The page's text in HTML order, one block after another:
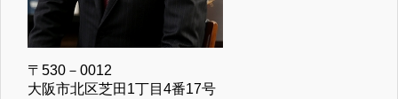
〒530－0012
大阪市北区芝田1丁目4番17号